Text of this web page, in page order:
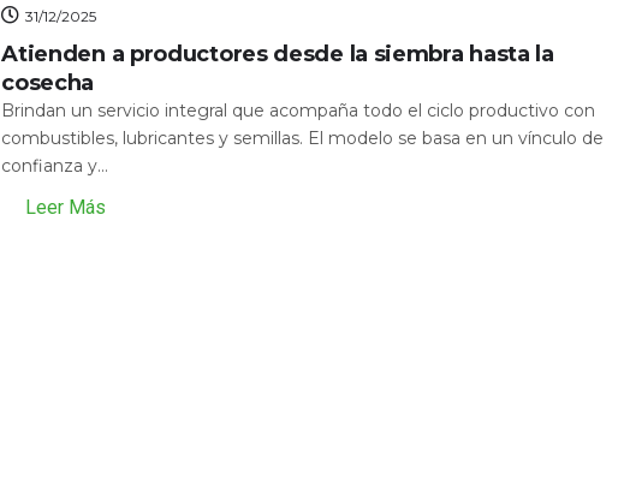
31/12/2025
Atienden a productores desde la siembra hasta la
cosecha
Brindan un servicio integral que acompaña todo el ciclo productivo con
combustibles, lubricantes y semillas. El modelo se basa en un vínculo de
confianza y...
Leer Más